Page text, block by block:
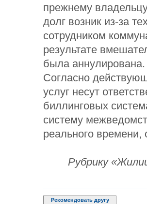
прежнему
долг возник из-за
сотрудником
результате
была аннулирована.
Согласно
услуг несут
биллинговых
систему
реального
Рубрику
Рекомендовать другу